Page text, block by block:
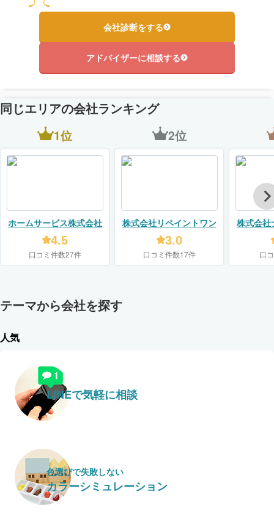
会社診断をする
アドバイザーに相談する
同じエリアの会社ランキング
1位
ホームサービス株式会社
4.5
口コミ件数27件
2位
株式会社リペイントワン
3.0
口コミ件数17件
株式会社
口
テーマから会社を探す
人気
LINEで気軽に相談
色選びで失敗しない
カラーシミュレーション